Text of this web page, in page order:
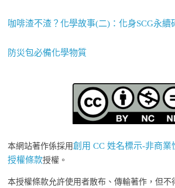
咖啡渣不渣？化學故事(二)：化身SCG永續
防災包必備化學物質
本網站著作係採用創用 CC 姓名標示-非商
授權條款授權。
本授權條款允許使用者散布、傳輸著作，但不